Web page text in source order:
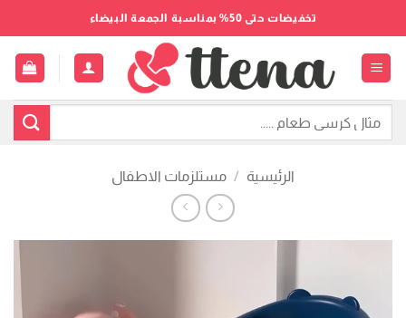
للمحتوى
تخفيضات حتى 50% بمناسبة الجمعة البيضاء
الرئيسية / مستلزمات الاطفال